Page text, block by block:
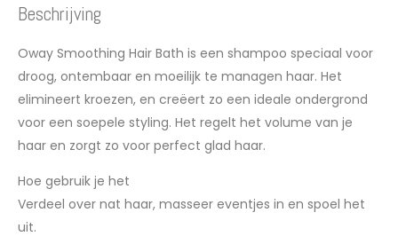
Beschrijving
Oway Smoothing Hair Bath is een shampoo speciaal voor
droog, ontembaar en moeilijk te managen haar. Het
elimineert kroezen, en creëert zo een ideale ondergrond
voor een soepele styling. Het regelt het volume van je
haar en zorgt zo voor perfect glad haar.
Hoe gebruik je het
Verdeel over nat haar, masseer eventjes in en spoel het
uit.